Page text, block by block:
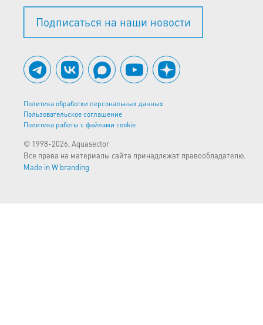
Подписаться на наши новости
Политика обработки персональных данных
Пользовательское соглашение
Политика работы с файлами cookie
© 1998-2026, Aquasector
Все права на материалы сайта принадлежат правообладателю.
Made in W branding